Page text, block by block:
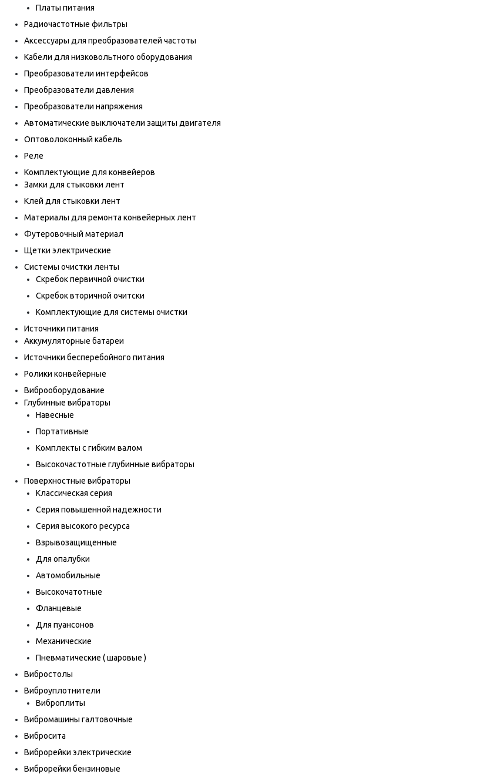
Платы питания
Радиочастотные фильтры
Аксессуары для преобразователей частоты
Кабели для низковольтного оборудования
Преобразователи интерфейсов
Преобразователи давления
Преобразователи напряжения
Автоматические выключатели защиты двигателя
Оптоволоконный кабель
Реле
Комплектующие для конвейеров
Замки для стыковки лент
Клей для стыковки лент
Материалы для ремонта конвейерных лент
Футеровочный материал
Щетки электрические
Системы очистки ленты
Скребок первичной очистки
Скребок вторичной очитски
Комплектующие для системы очистки
Источники питания
Аккумуляторные батареи
Источники бесперебойного питания
Ролики конвейерные
Виброоборудование
Глубинные вибраторы
Навесные
Портативные
Комплекты с гибким валом
Высокочастотные глубинные вибраторы
Поверхностные вибраторы
Классическая серия
Серия повышенной надежности
Серия высокого ресурса
Взрывозащищенные
Для опалубки
Автомобильные
Высокочатотные
Фланцевые
Для пуансонов
Механические
Пневматические ( шаровые )
Вибростолы
Виброуплотнители
Виброплиты
Вибромашины галтовочные
Вибросита
Виброрейки электрические
Виброрейки бензиновые